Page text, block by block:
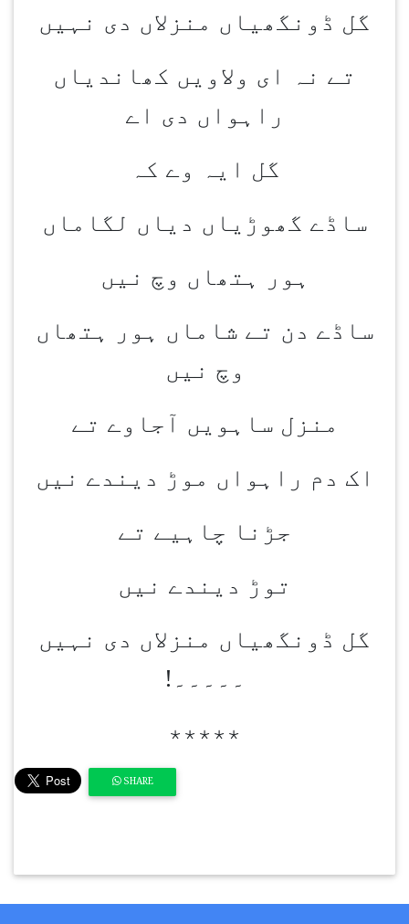
گل ڈونگھیاں منزلاں دی نہیں
تے نہ ای ولاویں کھاندیاں
راہواں دی اے
گل ایہ وے کہ
ساڈے گھوڑیاں دیاں لگاماں
ہور ہتھاں وچ نیں
ساڈے دن تے شاماں ہور ہتھاں
وچ نیں
منزل ساہویں آجاوے تے
اک دم راہواں موڑ دیندے نیں
جڑنا چاہیے تے
توڑ دیندے نیں
گل ڈونگھیاں منزلاں دی نہیں
۔۔۔۔۔ !
٭٭٭٭٭
SHARE